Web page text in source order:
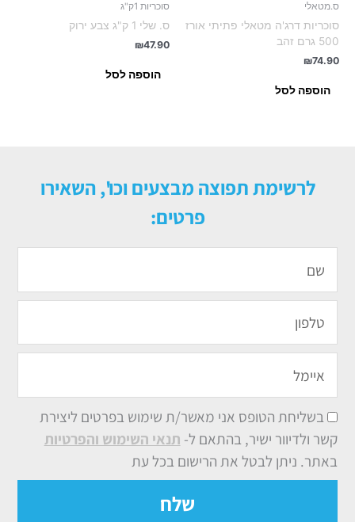
ס.מטאלי
סוכריות דרג'ה מטאלי פתיתי אורז
500 גרם זהב
₪74.90
הוספה לסל
סוכריות 1ק"ג
ס. שלי 1 ק"ג צבע ירוק
₪47.90
הוספה לסל
לרשימת תפוצה מבצעים וכו', השאירו
פרטים:
בשליחת הטופס אני מאשר/ת שימוש בפרטים ליצירת
קשר ולדיוור ישיר, בהתאם ל- תנאי השימוש והפרטיות
באתר. ניתן לבטל את הרישום בכל עת
שלח